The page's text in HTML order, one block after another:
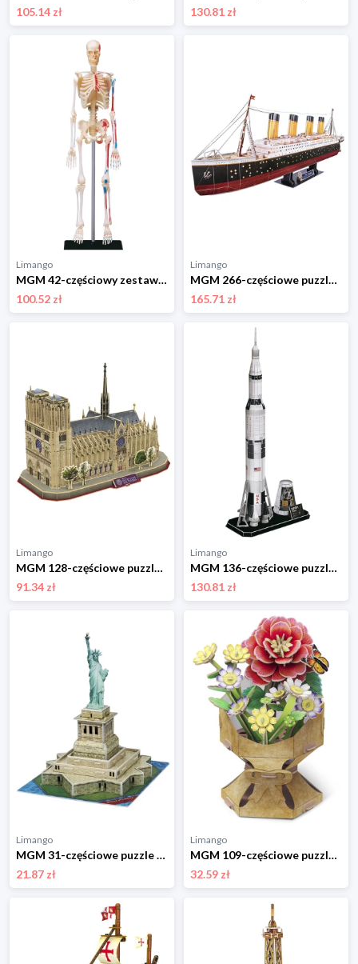
105.14 zł
130.81 zł
Limango
MGM 42-częściowy zestaw naukowy - 8+ rozmiar: onesize
100.52 zł
Limango
MGM 266-częściowe puzzle 3D "Titanic" - 8+ rozmiar: onesize
165.71 zł
Limango
MGM 128-częściowe puzzle 3D "Notré Dame" - 8+ rozmiar: onesize
91.34 zł
Limango
MGM 136-częściowe puzzle 3D "Space Mission Apollo V" - 8+ rozmiar: onesize
130.81 zł
Limango
MGM 31-częściowe puzzle 3D "Statue of Liberty" - 5+ rozmiar: onesize
21.87 zł
Limango
MGM 109-częściowe puzzle 3D "Flower bouquet - Camellia" - 8+ rozmiar: onesize
32.59 zł